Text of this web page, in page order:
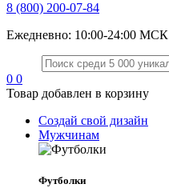
8 (800) 200-07-84
Ежедневно: 10:00-24:00 МСК
0 0
Товар добавлен в корзину
Создай свой дизайн
Мужчинам
Футболки